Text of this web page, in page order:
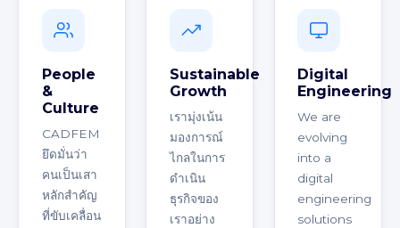
People
&
Culture
CADFEM
ยึดมั่นว่า
คนเป็นเสา
หลักสำคัญ
ที่ขับเคลื่อน
Sustainable
Growth
เรามุ่งเน้น
มองการณ์
ไกลในการ
ดำเนิน
ธุรกิจของ
เราอย่าง
Digital
Engineering
We are
evolving
into a
digital
engineering
solutions